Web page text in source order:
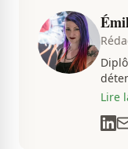
Lire